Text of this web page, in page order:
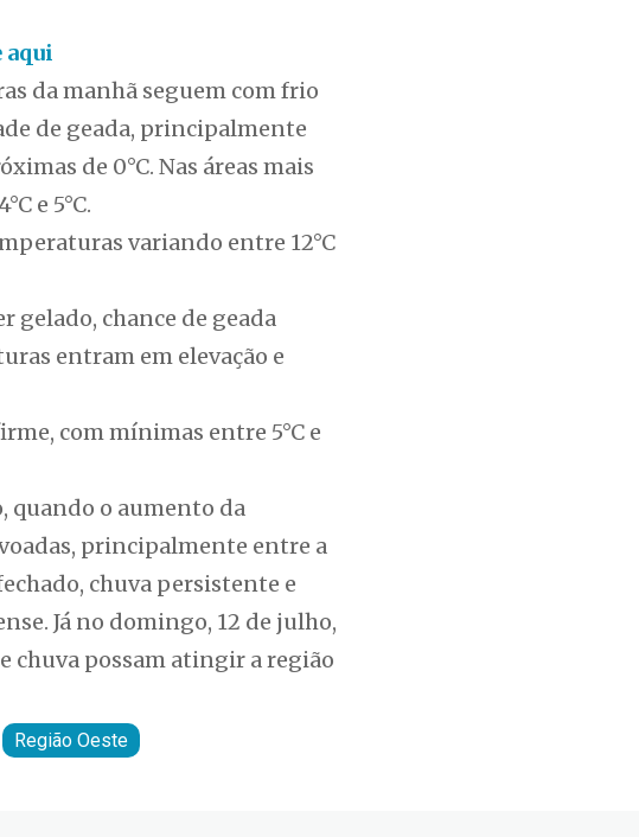
aqui
da manhã seguem com frio
de geada, principalmente
de 0°C. Nas áreas mais
e 5°C.
variando entre 12°C
gelado, chance de geada
entram em elevação e
com mínimas entre 5°C e
quando o aumento da
principalmente entre a
chuva persistente e
Já no domingo, 12 de julho,
chuva possam atingir a região
Região Oeste